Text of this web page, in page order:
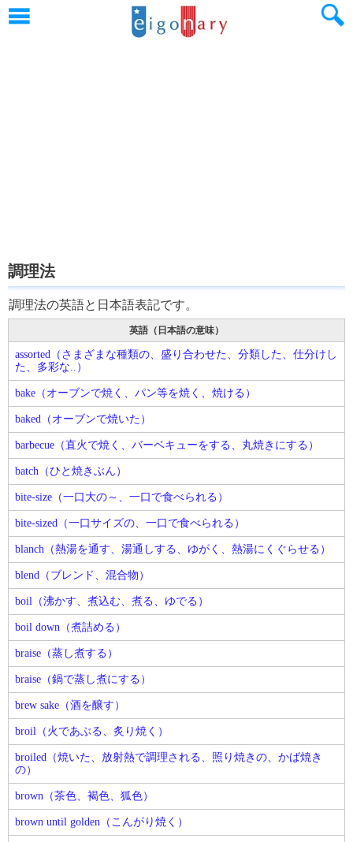
調理法
調理法の英語と日本語表記です。
英語（日本語の意味）
assorted（さまざまな種類の、盛り合わせた、分類した、仕分けし
た、多彩な..）
bake（オーブンで焼く、パン等を焼く、焼ける）
baked（オーブンで焼いた）
barbecue（直火で焼く、バーベキューをする、丸焼きにする）
batch（ひと焼きぶん）
bite-size（一口大の～、一口で食べられる）
bite-sized（一口サイズの、一口で食べられる）
blanch（熱湯を通す、湯通しする、ゆがく、熱湯にくぐらせる）
blend（ブレンド、混合物）
boil（沸かす、煮込む、煮る、ゆでる）
boil down（煮詰める）
braise（蒸し煮する）
braise（鍋で蒸し煮にする）
brew sake（酒を醸す）
broil（火であぶる、炙り焼く）
broiled（焼いた、放射熱で調理される、照り焼きの、かば焼き
の）
brown（茶色、褐色、狐色）
brown until golden（こんがり焼く）